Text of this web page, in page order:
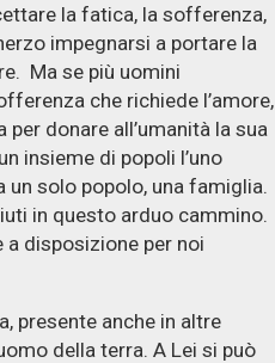
la fatica, la sofferenza,
impegnarsi a portare la
Ma se più uomini
che richiede l’amore,
donare all’umanità la sua
insieme di popoli l’uno
un solo popolo, una famiglia.
in questo arduo cammino.
a disposizione per noi
presente anche in altre
della terra. A Lei si può